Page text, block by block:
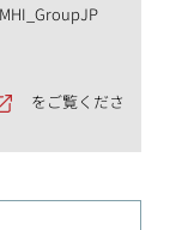
をご覧くださ